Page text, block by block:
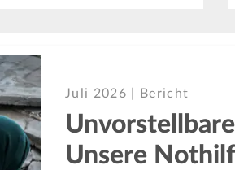
Juli 2026 | Bericht
Unsere